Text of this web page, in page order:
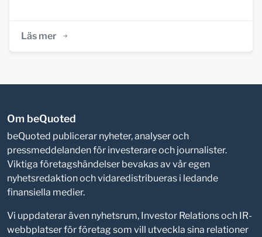
Läs mer
Om beQuoted
beQuoted publicerar nyheter, analyser och
pressmeddelanden för investerare och journalister.
Viktiga företagshändelser bevakas av vår egen
nyhetsredaktion och vidaredistribueras i ledande
finansiella medier.
Vi uppdaterar även nyhetsrum, Investor Relations och IR-
webbplatser för företag som vill utveckla sina relationer